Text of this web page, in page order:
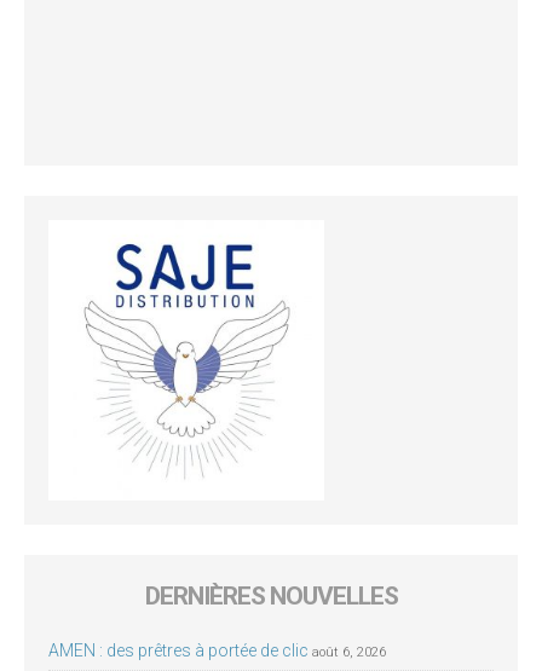
DERNIÈRES NOUVELLES
AMEN : des prêtres à portée de clic août 6, 2026